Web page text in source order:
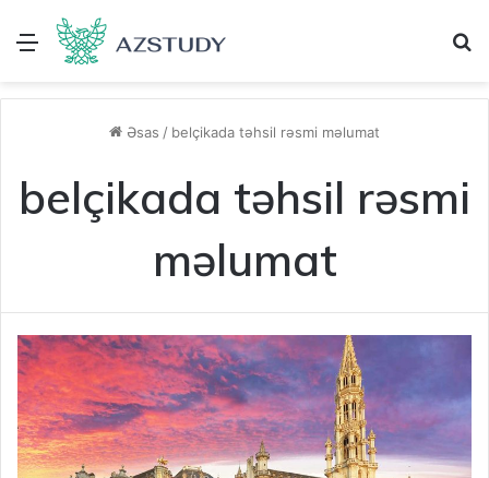
Menu
Əsas / belçikada təhsil rəsmi məlumat
belçikada təhsil rəsmi
məlumat